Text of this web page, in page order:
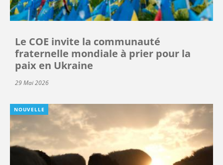
Le COE invite la communauté
fraternelle mondiale à prier pour la
paix en Ukraine
29 Mai 2026
NOUVELLE